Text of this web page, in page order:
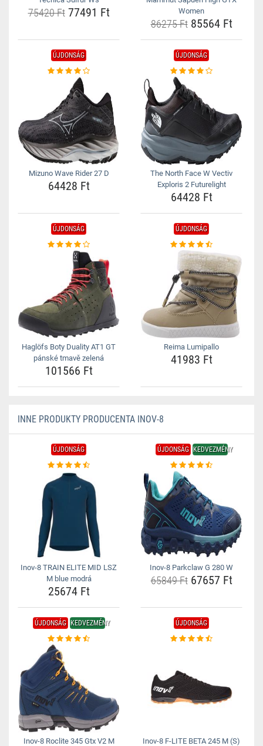
75420 Ft77491 Ft
Women
86275 Ft85564 Ft
ÚJDONSÁG
Mizuno Wave Rider 27 D
64428 Ft
ÚJDONSÁG
The North Face W Vectiv
Exploris 2 Futurelight
64428 Ft
ÚJDONSÁG
Haglöfs Boty Duality AT1 GT
pánské tmavě zelená
101566 Ft
ÚJDONSÁG
Reima Lumipallo
41983 Ft
INNE PRODUKTY PRODUCENTA INOV-8
ÚJDONSÁG
Inov-8 TRAIN ELITE MID LSZ
M blue modrá
25674 Ft
ÚJDONSÁG KEDVEZMÉNY
Inov-8 Parkclaw G 280 W
65849 Ft67657 Ft
ÚJDONSÁG KEDVEZMÉNY
Inov-8 Roclite 345 Gtx V2 M
ÚJDONSÁG
Inov-8 F-LITE BETA 245 M (S)